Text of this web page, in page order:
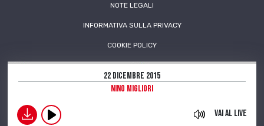
download
22 Dicembre 2015
Nino Migliori
Vai al live
NOTE LEGALI
INFORMATIVA SULLA PRIVACY
COOKIE POLICY